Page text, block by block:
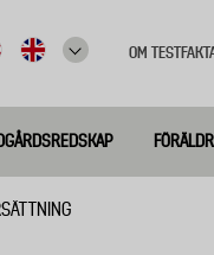
meny
OM